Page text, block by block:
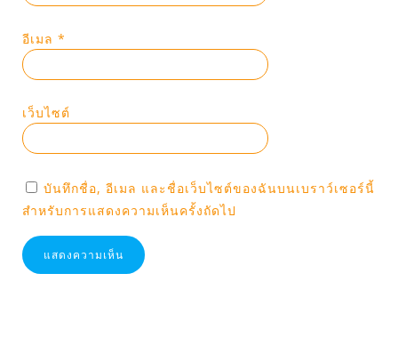
อีเมล *
เว็บไซต์
บันทึกชื่อ, อีเมล และชื่อเว็บไซต์ของฉันบนเบราว์เซอร์นี้
สำหรับการแสดงความเห็นครั้งถัดไป